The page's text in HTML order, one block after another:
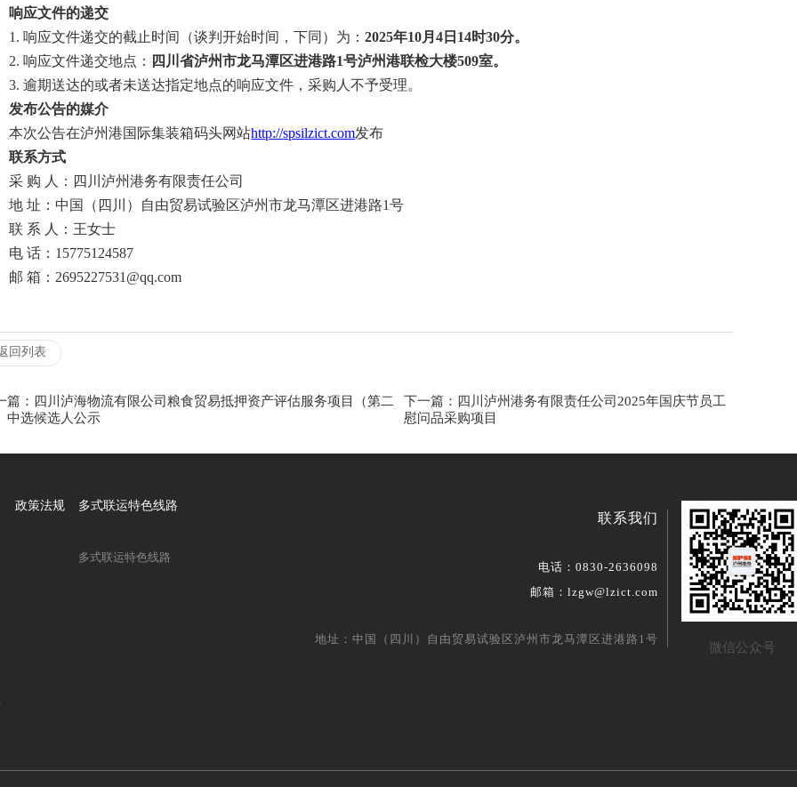
响应文件的递交
1. 响应文件递交的截止时间（谈判开始时间，下同 ）为：2025年10月4 日 14时30分。
2. 响应文件递交地点： 四川省泸州市龙马潭区进港路1号泸州港联检大楼509室。
3. 逾期送达的或者未送达指定地点的响应文件，采购人不予受理。
发布公告的媒介
本次公告在泸州港国际集装箱码头网站http://spsilzict.com发布
联系方式
采 购 人：四川泸州港务有限责任公司
地 址：中国（四川）自由贸易试验区泸州市龙马潭区进港路1号
联 系 人： 王女士
电 话： 15775124587
邮 箱： 2695227531@qq.com
回列表
篇：四川泸海物流有限公司粮食贸易抵押资产评估服务项目（第二
中选候选人公示
下一篇：四川泸州港务有限责任公司2025年国庆节员工
慰问品采购项目
政策法规 多式联运特色线路
多式联运特色线路
联系我们
电话：0830-2636098
邮箱：lzgw@lzict.com
地址：中国（四川）自由贸易试验区泸州市龙马潭区进港路1号
微信公众号